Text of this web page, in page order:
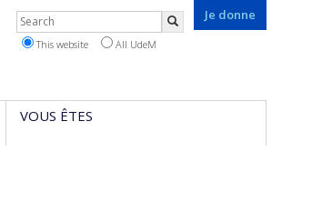
Je donne
Rechercher
This website All UdeM
VOUS ÊTES